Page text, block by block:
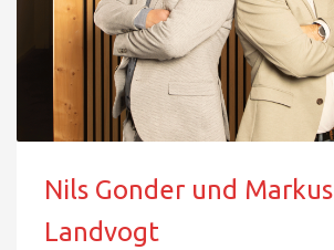
Nils Gonder und Markus
Landvogt